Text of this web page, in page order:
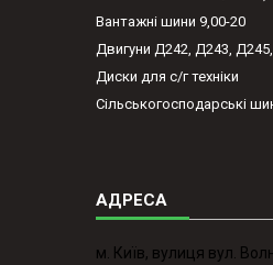
Вантажні шини 9,00-20
Двигуни Д242, Д243,
Диски для с/г техніки
Сільськогосподарські
м. Київ, вулиця вул.